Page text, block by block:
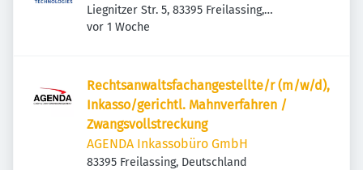
Liegnitzer Str. 5, 83395 Freilassing,
Deutschland
Veröffentlicht
vor 1 Woche
Rechtsanwaltsfachangestellte/r (m/w/d),
Inkasso/gerichtl. Mahnverfahren /
Zwangsvollstreckung
AGENDA Inkassobüro GmbH
83395 Freilassing, Deutschland